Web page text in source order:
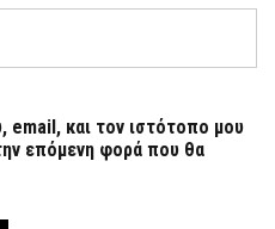
και τον ιστότοπο μου
επόμενη φορά που θα